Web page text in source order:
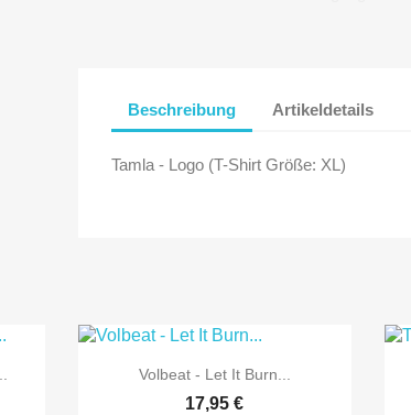
Beschreibung Artikeldetails
Tamla - Logo (T-Shirt Größe: XL)
 Vorschau
Volbeat - Let It Burn...
17,95 €